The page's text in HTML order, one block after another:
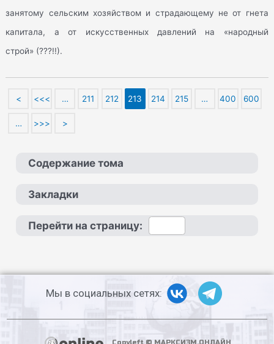
занятому сельским хозяйством и страдающему не от гнета
капитала, а от искусственных давлений на «народный
строй» (???!!).
< <<< … 211 212 213 214 215 … 400 600
… >>> >
Содержание тома
Закладки
Перейти на страницу:
Мы в социальных сетях:
Copyleft © МАРКСИЗМ.ОНЛАЙН